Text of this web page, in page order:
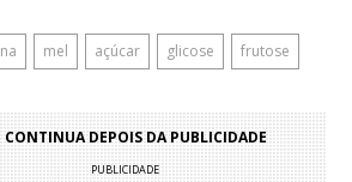
mel açúcar glicose frutose
DEPOIS DA PUBLICIDADE
PUBLICIDADE